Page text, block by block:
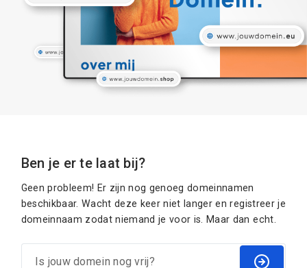
Ben je er te laat bij?
Geen probleem! Er zijn nog genoeg domeinnamen
beschikbaar. Wacht deze keer niet langer en registreer je
domeinnaam zodat niemand je voor is. Maar dan echt.